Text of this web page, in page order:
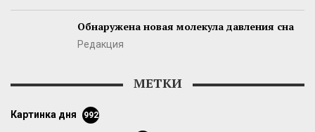
Обнаружена новая молекула давления сна
Редакция
МЕТКИ
картинка дня 992